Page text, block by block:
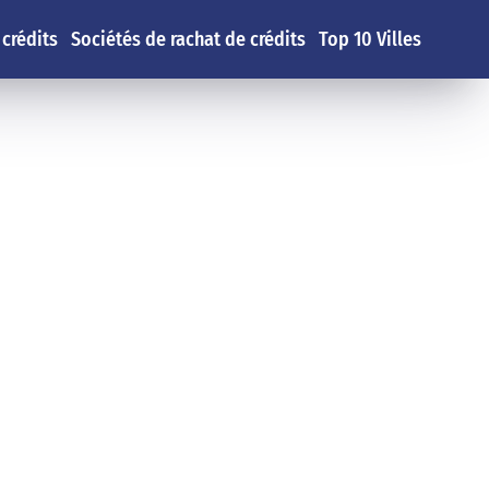
Sociétés de rachat de crédits Top 10 Villes